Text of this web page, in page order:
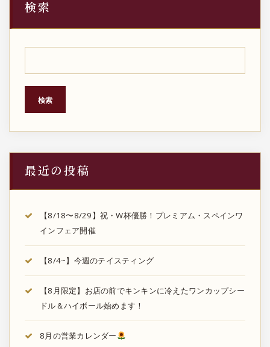
ジ
送
り
検索
検索
最近の投稿
【8/18〜8/29】祝・W杯優勝！プレミアム・スペインワ
インフェア開催
【8/4~】今週のテイスティング
【8月限定】お店の前でキンキンに冷えたワンカップシー
ドル＆ハイボール始めます！
8月の営業カレンダー